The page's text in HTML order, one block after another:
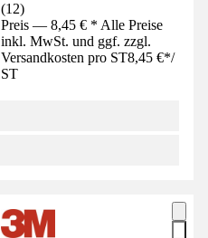
(12)
Preis — 8,45 € * Alle Preise
inkl. MwSt. und ggf. zzgl.
Versandkosten pro ST8,45 €*/
ST